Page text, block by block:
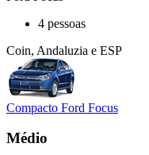
4 pessoas
Coin, Andaluzia e ESP
Compacto Ford Focus
Médio